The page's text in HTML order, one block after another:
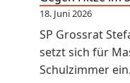
18. Juni 2026
SP Grossrat
setzt sich für
Schulzimmer ein.